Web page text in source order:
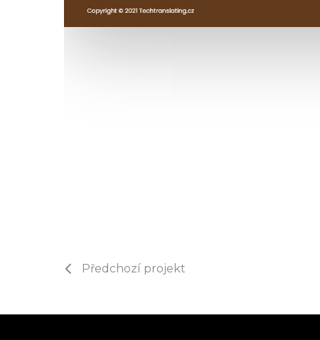
Předchozí projekt